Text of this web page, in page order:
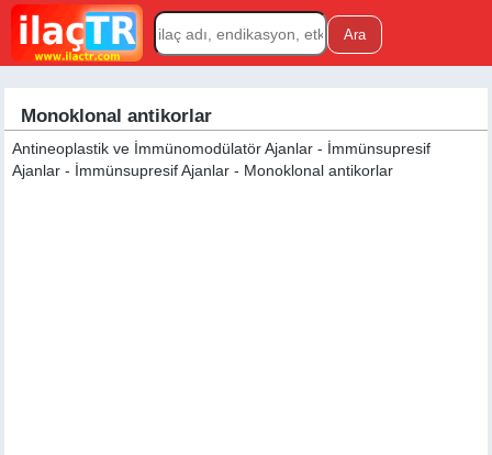
Monoklonal antikorlar
Antineoplastik ve İmmünomodülatör Ajanlar - İmmünsupresif
Ajanlar - İmmünsupresif Ajanlar - Monoklonal antikorlar